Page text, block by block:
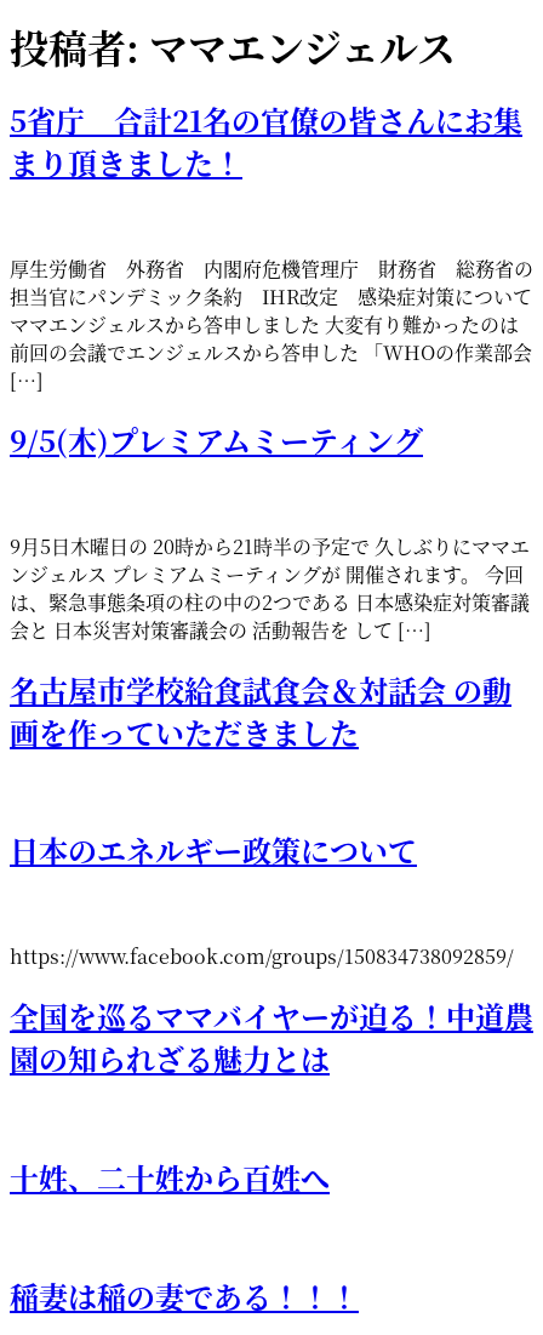
投稿者: ママエンジェルス
5省庁 合計21名の官僚の皆さんにお集
まり頂きました！
厚生労働省 外務省 内閣府危機管理庁 財務省 総務省の
担当官にパンデミック条約 IHR改定 感染症対策について
ママエンジェルスから答申しました 大変有り難かったのは
前回の会議でエンジェルスから答申した 「WHOの作業部会
[…]
9/5(木)プレミアムミーティング
9月5日木曜日の 20時から21時半の予定で 久しぶりにママエ
ンジェルス プレミアムミーティングが 開催されます。 今回
は、緊急事態条項の柱の中の2つである 日本感染症対策審議
会と 日本災害対策審議会の 活動報告を して […]
名古屋市学校給食試食会＆対話会 の動
画を作っていただきました
日本のエネルギー政策について
https://www.facebook.com/groups/150834738092859/
全国を巡るママバイヤーが迫る！中道農
園の知られざる魅力とは
十姓、二十姓から百姓へ
稲妻は稲の妻である！！！